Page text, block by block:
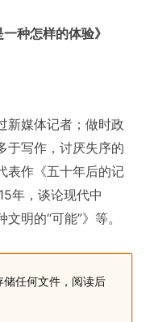
种怎样的体验》
新媒体记者；做时政
于写作，讨厌失序的
表作《五十年后的记
年，谈论现代中
明的“可能”》等。
任何文件，阅读后